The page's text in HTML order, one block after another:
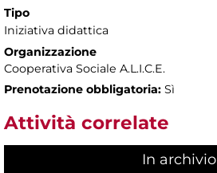
Tipo
Iniziativa didattica
Organizzazione
Cooperativa Sociale A.L.I.C.E.
Prenotazione obbligatoria: Sì
Attività correlate
In archivio